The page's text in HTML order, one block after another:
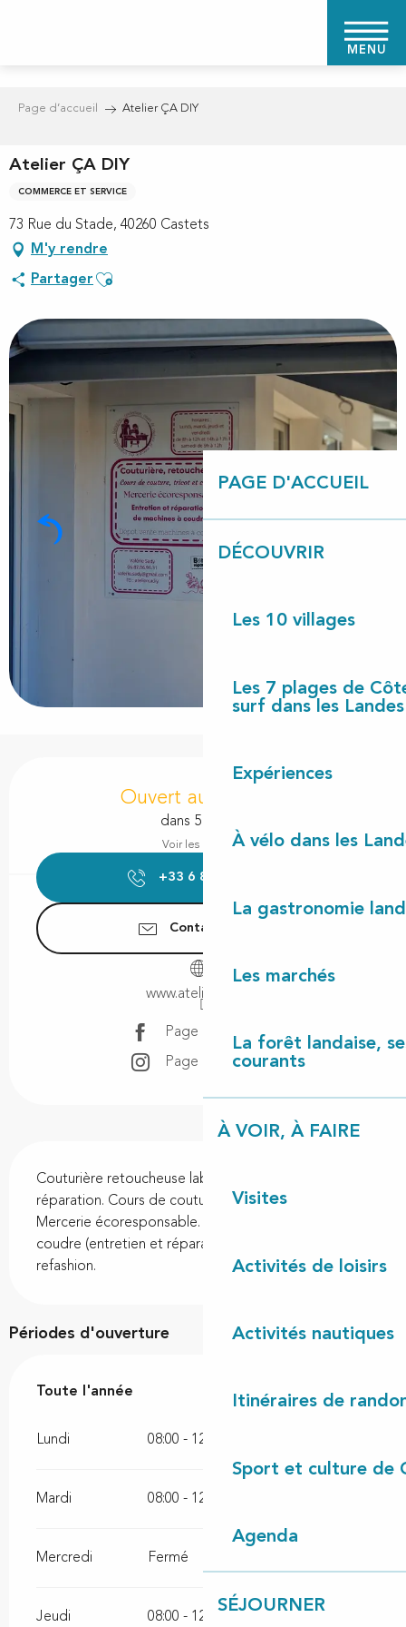
MENU
PAGE D'ACCUEIL
DÉCOUVRIR
Les 10 villages
Les 7 plages de
surf dans les Landes
Expériences
À vélo dans les
La gastronomie
Les marchés
La forêt landaise,
courants
À VOIR, À FAIRE
Visites
Activités de loisirs
Activités nautiques
Itinéraires de
Sport et culture de
Agenda
SÉJOURNER
Page d’accueil Atelier ÇA DIY
Atelier ÇA DIY
COMMERCE ET SERVICE
73 Rue du Stade, 40260 Castets
M'y rendre
Partager Ajouter aux favoris
Ouvert aujourd'hui
dans 5 heures
Voir les horaires
+33 6 87 86 96
Contactez-nous
www.ateliercadiy.fr
Page Facebook
Page Instagram
Couturière retoucheuse labellisée au Bonus
réparation. Cours de couture, tricot, crochet.
Mercerie écoresponsable. Vente de machine à
coudre (entretien et réparation). Bonus réparation
refashion.
Périodes d'ouverture
Toute l'année
Toute l'année
Lundi 08:00 - 12:00
Mardi 08:00 - 12:00
Mercredi Fermé
Jeudi 08:00 - 12:00